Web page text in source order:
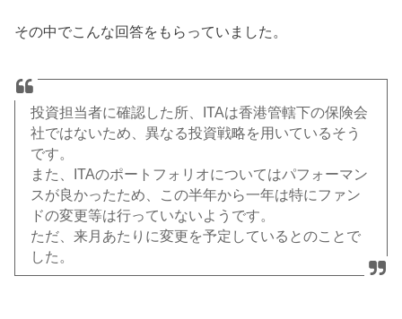
その中でこんな回答をもらっていました。
投資担当者に確認した所、
ITAは香港管轄下の保険会
社ではないため、異なる投資戦略を用いているそう
です。
また、
ITAのポートフォリオについてはパフォーマン
スが良かったため
この半年から一年は特にファン
ドの変更等は行っていないようです。
ただ、来月あたりに変更を予定しているとのことで
した。